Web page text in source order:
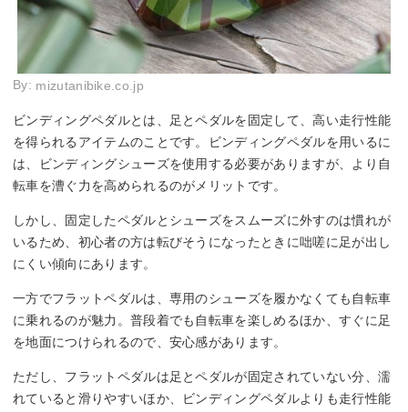
By: mizutanibike.co.jp
ビンディングペダルとは、足とペダルを固定して、高い走行性能
を得られるアイテムのことです。ビンディングペダルを用いるに
は、ビンディングシューズを使用する必要がありますが、より自
転車を漕ぐ力を高められるのがメリットです。
しかし、固定したペダルとシューズをスムーズに外すのは慣れが
いるため、初心者の方は転びそうになったときに咄嗟に足が出し
にくい傾向にあります。
一方でフラットペダルは、専用のシューズを履かなくても自転車
に乗れるのが魅力。普段着でも自転車を楽しめるほか、すぐに足
を地面につけられるので、安心感があります。
ただし、フラットペダルは足とペダルが固定されていない分、濡
れていると滑りやすいほか、ビンディングペダルよりも走行性能